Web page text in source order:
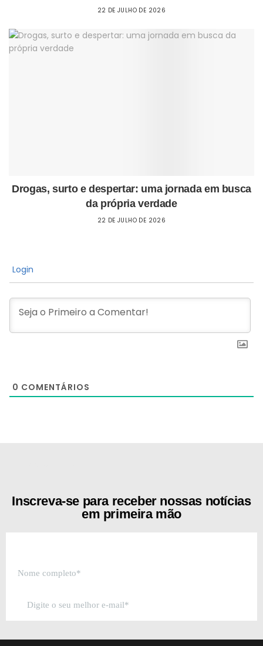
22 DE JULHO DE 2026
Drogas, surto e despertar: uma jornada em busca
da própria verdade
22 DE JULHO DE 2026
Login
0 COMENTÁRIOS
Inscreva-se para receber nossas notícias
em primeira mão